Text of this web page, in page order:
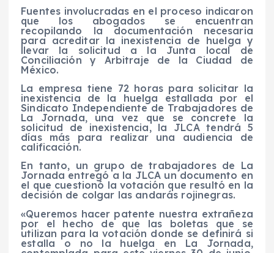
Fuentes involucradas en el proceso indicaron
que los abogados se encuentran
recopilando la documentación necesaria
para acreditar la inexistencia de huelga y
llevar la solicitud a la Junta local de
Conciliación y Arbitraje de la Ciudad de
México.
La empresa tiene 72 horas para solicitar la
inexistencia de la huelga estallada por el
Sindicato Independiente de Trabajadores de
La Jornada, una vez que se concrete la
solicitud de inexistencia, la JLCA tendrá 5
días más para realizar una audiencia de
calificación.
En tanto, un grupo de trabajadores de La
Jornada entregó a la JLCA un documento en
el que cuestionó la votación que resultó en la
decisión de colgar las andarás rojinegras.
«Queremos hacer patente nuestra extrañeza
por el hecho de que las boletas que se
utilizan para la votación donde se definirá si
estalla o no la huelga en La Jornada,